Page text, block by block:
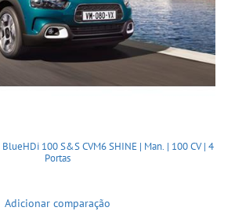
BlueHDi 100 S&S CVM6 SHINE | Man. | 100 CV | 4
Portas
Adicionar comparação